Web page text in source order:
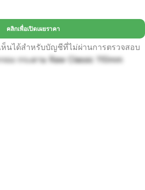
คลิกเพื่อเปิดเผยราคา
ห็นได้สำหรับบัญชีที่ไม่ผ่านการตรวจสอบ
ง กระดาษ Raw Classic 110mm